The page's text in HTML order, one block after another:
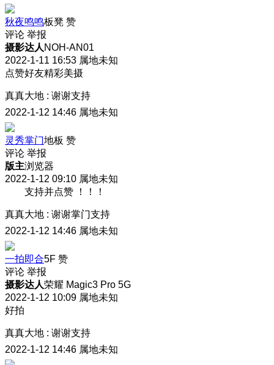
秋夜鸣鸣板凳 赞
评论 举报
摄影达人 NOH-AN01
2022-1-11 16:53 属地未知
点赞好友精彩美摄
真真大地 : 谢谢支持
2022-1-12 14:46 属地未知
灵秀掌门地板 赞
评论 举报
版主浏览器
2022-1-12 09:10 属地未知
支持并点赞 ！！！
真真大地 : 谢谢掌门支持
2022-1-12 14:46 属地未知
一拍即合5F 赞
评论 举报
摄影达人荣耀 Magic3 Pro 5G
2022-1-12 10:09 属地未知
好拍
真真大地 : 谢谢支持
2022-1-12 14:46 属地未知